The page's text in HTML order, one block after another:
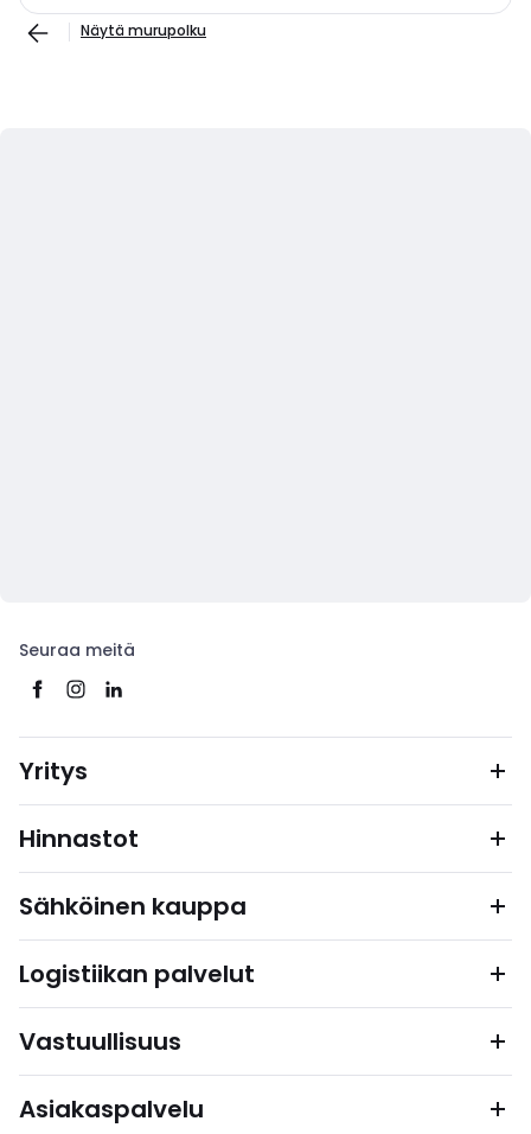
Näytä murupolku
Seuraa meitä
Yritys
Hinnastot
Sähköinen kauppa
Logistiikan palvelut
Vastuullisuus
Asiakaspalvelu